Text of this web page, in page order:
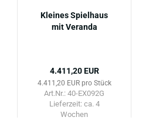
Kleines Spielhaus
mit Veranda
4.411,20 EUR
4.411,20 EUR pro Stück
Art.Nr.: 40-EX092G
Lieferzeit: ca. 4
Wochen